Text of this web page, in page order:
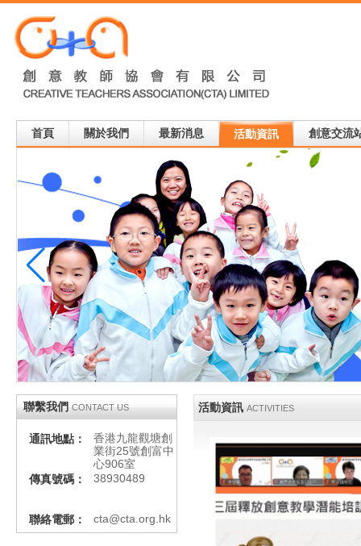
首頁 關於我們 最新消息 活動資訊 創意交流
聯繫我們 CONTACT US
通訊地點：
香港九龍觀塘創
業街25號創富中
心906室
傳真號碼： 38930489
聯絡電郵： cta@cta.org.hk
活動資訊 ACTIVITIES